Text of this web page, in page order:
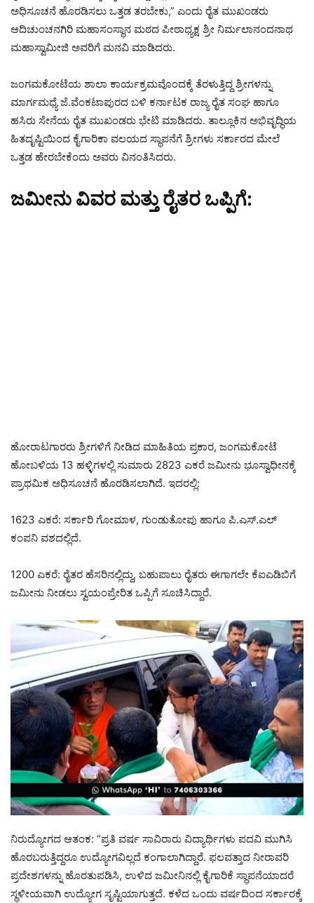
ಅಧಿಸೂಚನೆ ಹೊರಡಿಸಲು ಒತ್ತಡ ತರಬೇಕು,” ಎಂದು ರೈತ ಮುಖಂಡರು
ಆದಿಚುಂಚನಗಿರಿ ಮಹಾಸಂಸ್ಥಾನ ಮಠದ ಪೀಠಾಧ್ಯಕ್ಷ ಶ್ರೀ ನಿರ್ಮಲಾನಂದನಾಥ
ಮಹಾಸ್ವಾಮೀಜಿ ಅವರಿಗೆ ಮನವಿ ಮಾಡಿದರು.
ಜಂಗಮಕೋಟೆಯ ಶಾಲಾ ಕಾರ್ಯಕ್ರಮವೊಂದಕ್ಕೆ ತೆರಳುತ್ತಿದ್ದ ಶ್ರೀಗಳನ್ನು
ಮಾರ್ಗಮಧ್ಯೆ ಜೆ.ವೆಂಕಟಾಪುರದ ಬಳಿ ಕರ್ನಾಟಕ ರಾಜ್ಯ ರೈತ ಸಂಘ ಹಾಗೂ
ಹಸಿರು ಸೇನೆಯ ರೈತ ಮುಖಂಡರು ಭೇಟಿ ಮಾಡಿದರು. ತಾಲ್ಲೂಕಿನ ಅಭಿವೃದ್ಧಿಯ
ಹಿತದೃಷ್ಟಿಯಿಂದ ಕೈಗಾರಿಕಾ ವಲಯದ ಸ್ಥಾಪನೆಗೆ ಶ್ರೀಗಳು ಸರ್ಕಾರದ ಮೇಲೆ
ಒತ್ತಡ ಹೇರಬೇಕೆಂದು ಅವರು ವಿನಂತಿಸಿದರು.
ಜಮೀನು ವಿವರ ಮತ್ತು ರೈತರ ಒಪ್ಪಿಗೆ:
ಹೋರಾಟಗಾರರು ಶ್ರೀಗಳಿಗೆ ನೀಡಿದ ಮಾಹಿತಿಯ ಪ್ರಕಾರ, ಜಂಗಮಕೋಟೆ
ಹೋಬಳಿಯ 13 ಹಳ್ಳಿಗಳಲ್ಲಿ ಸುಮಾರು 2823 ಎಕರೆ ಜಮೀನು ಭೂಸ್ವಾಧೀನಕ್ಕೆ
ಪ್ರಾಥಮಿಕ ಅಧಿಸೂಚನೆ ಹೊರಡಿಸಲಾಗಿದೆ. ಇದರಲ್ಲಿ:
1623 ಎಕರೆ: ಸರ್ಕಾರಿ ಗೋಮಾಳ, ಗುಂಡುತೋಪು ಹಾಗೂ ಪಿ.ಎಸ್.ಎಲ್
ಕಂಪನಿ ವಶದಲ್ಲಿದೆ.
1200 ಎಕರೆ: ರೈತರ ಹೆಸರಿನಲ್ಲಿದ್ದು, ಬಹುಪಾಲು ರೈತರು ಈಗಾಗಲೇ ಕೆಐಎಡಿಬಿಗೆ
ಜಮೀನು ನೀಡಲು ಸ್ವಯಂಪ್ರೇರಿತ ಒಪ್ಪಿಗೆ ಸೂಚಿಸಿದ್ದಾರೆ.
ನಿರುದ್ಯೋಗದ ಆತಂಕ: “ಪ್ರತಿ ವರ್ಷ ಸಾವಿರಾರು ವಿದ್ಯಾರ್ಥಿಗಳು ಪದವಿ ಮುಗಿಸಿ
ಹೊರಬರುತ್ತಿದ್ದರೂ ಉದ್ಯೋಗವಿಲ್ಲದೆ ಕಂಗಾಲಾಗಿದ್ದಾರೆ. ಫಲವತ್ತಾದ ನೀರಾವರಿ
ಪ್ರದೇಶಗಳನ್ನು ಹೊರತುಪಡಿಸಿ, ಉಳಿದ ಜಮೀನಿನಲ್ಲಿ ಕೈಗಾರಿಕೆ ಸ್ಥಾಪನೆಯಾದರೆ
ಸ್ಥಳೀಯವಾಗಿ ಉದ್ಯೋಗ ಸೃಷ್ಟಿಯಾಗುತ್ತದೆ. ಕಳೆದ ಒಂದು ವರ್ಷದಿಂದ ಸರ್ಕಾರಕ್ಕೆ